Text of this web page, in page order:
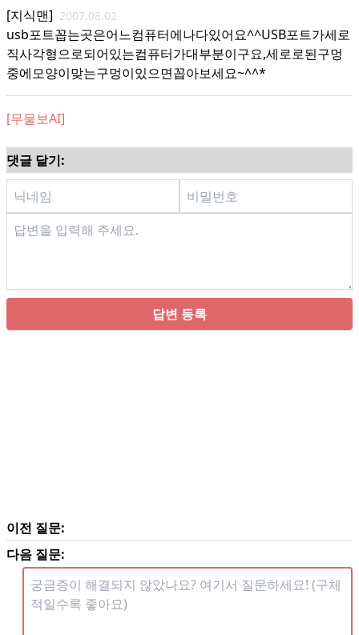
[지식맨] 2007.08.02
usb포트꼽는곳은어느컴퓨터에나다있어요^^USB포트가세로
직사각형으로되어있는컴퓨터가대부분이구요,세로로된구멍
중에모양이맞는구멍이있으면꼽아보세요~^^*
[무물보AI]
댓글 달기:
답변 등록
이전 질문:
다음 질문: